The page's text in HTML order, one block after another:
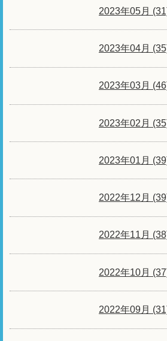
2023年05月
2023年04月
2023年03月
2023年02月
2023年01月
2022年12月
2022年11月
2022年10月
2022年09月